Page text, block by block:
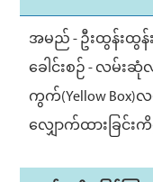
အမည် - ဦးထွန်းထွန်
ခေါင်းစဉ် - လမ်းဆုံ
ကွက်(Yellow Box)
လျှောက်ထားခြင်းကိ